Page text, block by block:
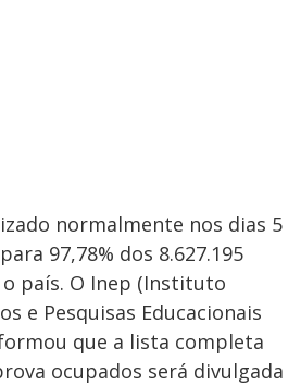
normalmente nos dias 5
97,78% dos 8.627.195
país. O Inep (Instituto
e Pesquisas Educacionais
que a lista completa
ocupados será divulgada